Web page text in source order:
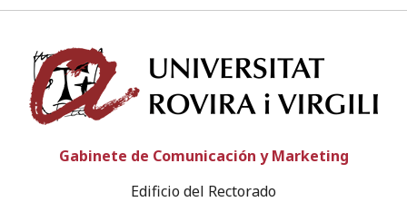
Gabinete de Comunicación y Marketing
Edificio del Rectorado